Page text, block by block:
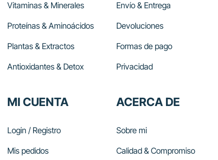
Vitaminas & Minerales
Proteínas & Aminoácidos
Plantas & Extractos
Antioxidantes & Detox
Envío & Entrega
Devoluciones
Formas de pago
Privacidad
MI CUENTA
Login / Registro
Mis pedidos
ACERCA DE
Sobre mi
Calidad & Compromiso